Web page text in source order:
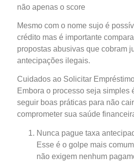
não apenas o score
Mesmo com o nome sujo é
crédito mas é importante
propostas abusivas que cobram
antecipações ilegais.
Cuidados ao Solicitar
Embora o processo seja simples
seguir boas práticas para não
comprometer sua saúde
Nunca pague taxa
Esse é o golpe mais
não exigem nenhum